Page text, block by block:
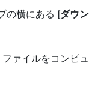
の横にある [ダウン
ァイルをコンピュ